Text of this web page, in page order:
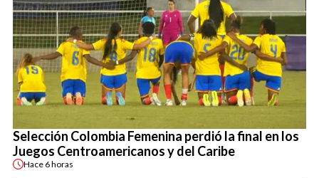
Selección Colombia Femenina perdió la final en los
Juegos Centroamericanos y del Caribe
Hace 6 horas